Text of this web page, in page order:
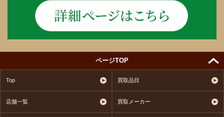
ページTOP
Top 買取品目
店舗一覧 買取メーカー